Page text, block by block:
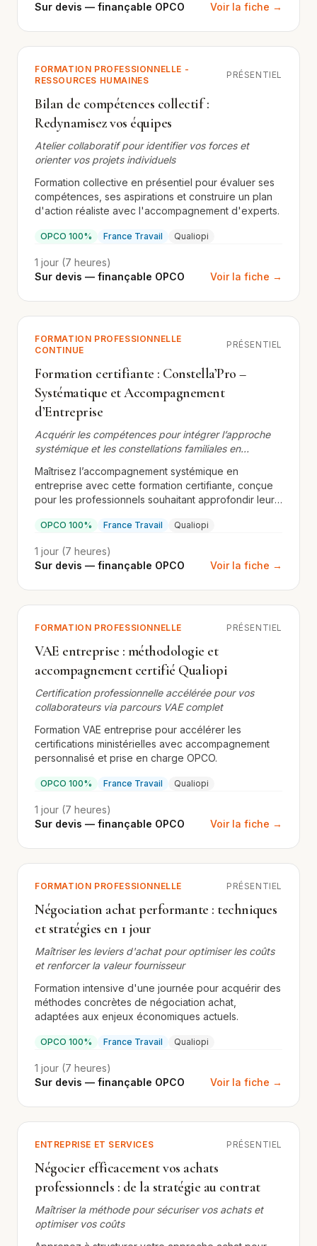
Sur devis — finançable OPCO
Voir la fiche →
FORMATION PROFESSIONNELLE -
RESSOURCES HUMAINES
PRÉSENTIEL
Bilan de compétences collectif :
Redynamisez vos équipes
Atelier collaboratif pour identifier vos forces et
orienter vos projets individuels
Formation collective en présentiel pour évaluer ses
compétences, ses aspirations et construire un plan
d'action réaliste avec l'accompagnement d'experts.
OPCO 100% France Travail Qualiopi
1 jour (7 heures)
Sur devis — finançable OPCO
Voir la fiche →
FORMATION PROFESSIONNELLE
CONTINUE
PRÉSENTIEL
Formation certifiante : Constella’Pro –
Systématique et Accompagnement
d’Entreprise
Acquérir les compétences pour intégrer l’approche
systémique et les constellations familiales en
Maîtrisez l’accompagnement systémique en
entreprise avec cette formation certifiante, conçue
pour les professionnels souhaitant approfondir leur
monde professionnel.
OPCO 100% France Travail Qualiopi
1 jour (7 heures)
Sur devis — finançable OPCO
Voir la fiche →
FORMATION PROFESSIONNELLE PRÉSENTIEL
VAE entreprise : méthodologie et
accompagnement certifié Qualiopi
Certification professionnelle accélérée pour vos
collaborateurs via parcours VAE complet
Formation VAE entreprise pour accélérer les
certifications ministérielles avec accompagnement
personnalisé et prise en charge OPCO.
OPCO 100% France Travail Qualiopi
1 jour (7 heures)
Sur devis — finançable OPCO
Voir la fiche →
FORMATION PROFESSIONNELLE PRÉSENTIEL
Négociation achat performante : techniques
et stratégies en 1 jour
Maîtriser les leviers d'achat pour optimiser les coûts
et renforcer la valeur fournisseur
Formation intensive d'une journée pour acquérir des
méthodes concrètes de négociation achat,
adaptées aux enjeux économiques actuels.
OPCO 100% France Travail Qualiopi
1 jour (7 heures)
Sur devis — finançable OPCO
Voir la fiche →
ENTREPRISE ET SERVICES PRÉSENTIEL
Négocier efficacement vos achats
professionnels : de la stratégie au contrat
Maîtriser la méthode pour sécuriser vos achats et
optimiser vos coûts